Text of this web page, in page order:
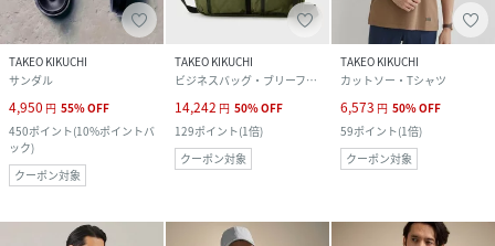
TAKEO KIKUCHI
サンダル
4,950 円 55%OFF
450ポイント(10%ポイントバ
ック)
クーポン対象
TAKEO KIKUCHI
ビジネスバッグ・ブリーフケース
14,242 円 50%OFF
129ポイント(1倍)
クーポン対象
TAKEO KIKUCHI
カットソー・Tシャツ
6,573 円 50%OFF
59ポイント(1倍)
クーポン対象